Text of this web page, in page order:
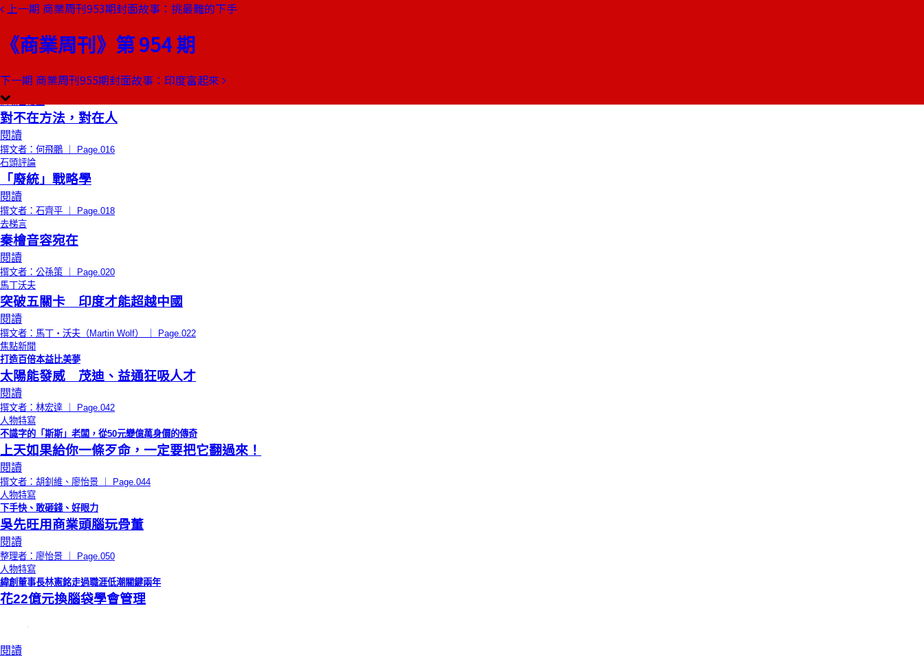
上一期 商業周刊953期封面故事：挑最難的下手
《商業周刊》第 954 期
下一期 商業周刊955期封面故事：印度富起來
本期目錄
限時免費總編輯的話
影子遊戲
閱讀
撰文者：王文靜 ｜ Page.014
商場自慢塾
對不在方法，對在人
閱讀
撰文者：何飛鵬 ｜ Page.016
石頭評論
「廢統」戰略學
閱讀
撰文者：石齊平 ｜ Page.018
去梯言
秦檜音容宛在
閱讀
撰文者：公孫策 ｜ Page.020
馬丁沃夫
突破五關卡 印度才能超越中國
閱讀
撰文者：馬丁‧沃夫（Martin Wolf） ｜ Page.022
焦點新聞
打造百倍本益比美夢
太陽能發威 茂迪、益通狂吸人才
閱讀
撰文者：林宏達 ｜ Page.042
人物特寫
不識字的「斯斯」老闆，從50元變億萬身價的傳奇
上天如果給你一條歹命，一定要把它翻過來！
閱讀
撰文者：胡釗維、廖怡景 ｜ Page.044
人物特寫
下手快、敢砸錢、好眼力
吳先旺用商業頭腦玩骨董
閱讀
整理者：廖怡景 ｜ Page.050
人物特寫
緯創董事長林憲銘走過職涯低潮關鍵兩年
花22億元換腦袋學會管理
閱讀